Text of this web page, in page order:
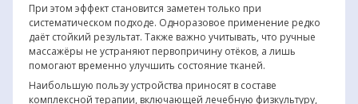
При этом эффект становится заметен только при
систематическом подходе. Одноразовое применение редко
даёт стойкий результат. Также важно учитывать, что ручные
массажёры не устраняют первопричину отёков, а лишь
помогают временно улучшить состояние тканей.
Наибольшую пользу устройства приносят в составе
комплексной терапии, включающей лечебную физкультуру,